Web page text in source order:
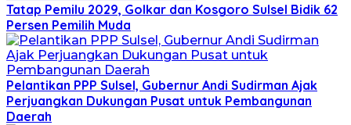
Tatap Pemilu 2029, Golkar dan Kosgoro Sulsel Bidik 62
Persen Pemilih Muda
Pelantikan PPP Sulsel, Gubernur Andi Sudirman Ajak
Perjuangkan Dukungan Pusat untuk Pembangunan
Daerah